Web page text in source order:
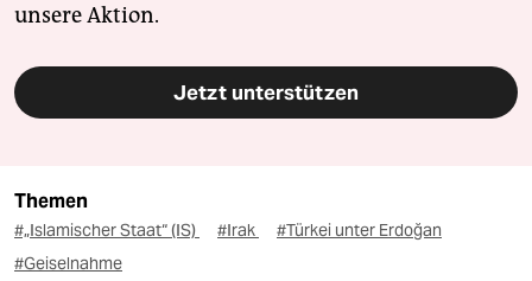
unsere Aktion.
Jetzt unterstützen
Themen
#„Islamischer Staat“ (IS) #Irak
#Türkei unter Erdoğan
#Geiselnahme